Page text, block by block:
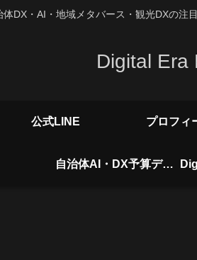
体DX・AI・地域メタバース・観光DXの注
Digital Era
公式LINE プロフィ
自治体AI・DX予算データベース